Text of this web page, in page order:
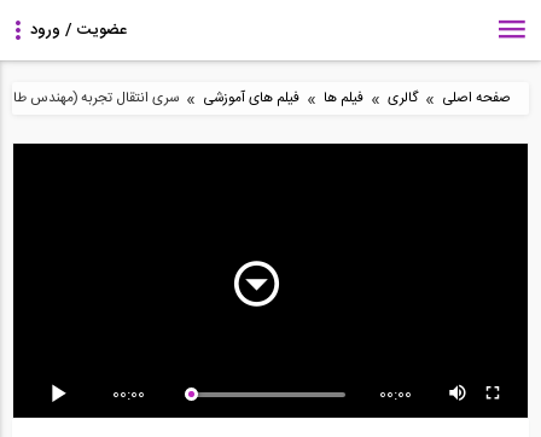
صفحه اصلی » گالری » فیلم ها » فیلم های آموزشی » سری انتقال تجربه (مهندس
نحوه دانلود نسخه
آزمایشی نرم افزار...
10:36
19:48
8:29
00:00 00:00